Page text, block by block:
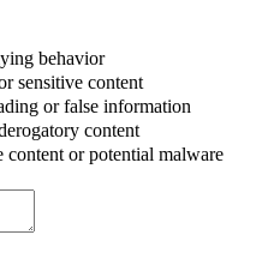
behavior
sensitive content
or false information
content
content or potential malware